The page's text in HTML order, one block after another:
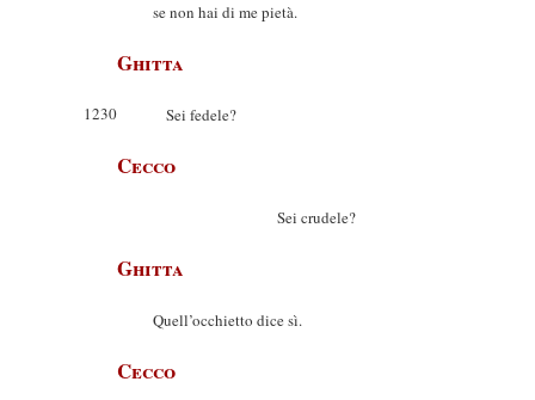
se non hai di me pietà.
Ghitta
1230 Sei fedele?
Cecco
Sei crudele?
Ghitta
Quell’occhietto dice sì.
Cecco